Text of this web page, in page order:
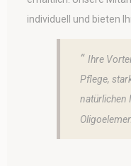
individuell und bieten
Ihre
Pflege,
natürlichen